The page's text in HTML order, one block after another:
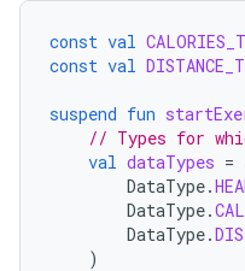
const val
const val
suspend fun
// Types for
val dataTypes =
DataType.
DataType.
DataType.
)